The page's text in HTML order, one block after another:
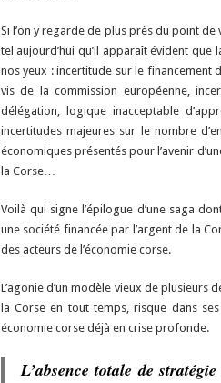
Si l’on y regarde de plus près du point
tel aujourd’hui qu’il apparaît évident
nos yeux : incertitude sur le financement
vis de la commission européenne,
délégation, logique inacceptable
incertitudes majeures sur le nombre
économiques présentés pour l’avenir
la Corse…
Voilà qui signe l’épilogue d’une saga
une société financée par l’argent de la
des acteurs de l’économie corse.
L’agonie d’un modèle vieux de
la Corse en tout temps, risque dans
économie corse déjà en crise profonde.
L’absence totale de